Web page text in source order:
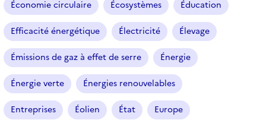
t
r
e
s
é
l
e
c
Économie circulaire Écosystèmes Éducation
Efficacité énergétique Électricité Élevage
Émissions de gaz à effet de serre Énergie
Énergie verte Énergies renouvelables
Entreprises Éolien État Europe